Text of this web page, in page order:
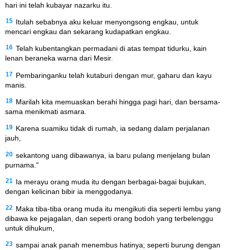
hari ini telah kubayar nazarku itu.
15 Itulah sebabnya aku keluar menyongsong engkau, untuk
mencari engkau dan sekarang kudapatkan engkau.
16 Telah kubentangkan permadani di atas tempat tidurku, kain
lenan beraneka warna dari Mesir.
17 Pembaringanku telah kutaburi dengan mur, gaharu dan kayu
manis.
18 Marilah kita memuaskan berahi hingga pagi hari, dan bersama-
sama menikmati asmara.
19 Karena suamiku tidak di rumah, ia sedang dalam perjalanan
jauh,
20 sekantong uang dibawanya, ia baru pulang menjelang bulan
purnama."
21
Ia merayu orang muda itu dengan berbagai-bagai bujukan,
dengan kelicinan bibir ia menggodanya.
22
Maka tiba-tiba orang muda itu mengikuti dia seperti lembu yang
dibawa ke pejagalan, dan seperti orang bodoh yang terbelenggu
untuk dihukum,
23 sampai anak panah menembus hatinya; seperti burung dengan